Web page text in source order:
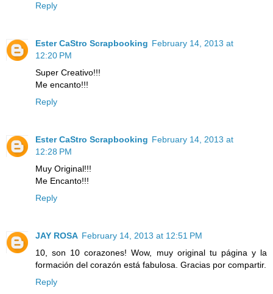
Reply
Ester CaStro Scrapbooking February 14, 2013 at
12:20 PM
Super Creativo!!!
Me encanto!!!
Reply
Ester CaStro Scrapbooking February 14, 2013 at
12:28 PM
Muy Original!!!
Me Encanto!!!
Reply
JAY ROSA February 14, 2013 at 12:51 PM
10, son 10 corazones! Wow, muy original tu página y la
formación del corazón está fabulosa. Gracias por compartir.
Reply